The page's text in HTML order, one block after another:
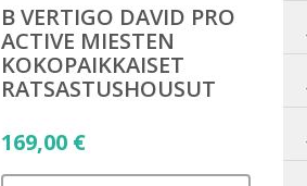
B VERTIGO DAVID PRO
ACTIVE MIESTEN
KOKOPAIKKAISET
RATSASTUSHOUSUT
169,00 €